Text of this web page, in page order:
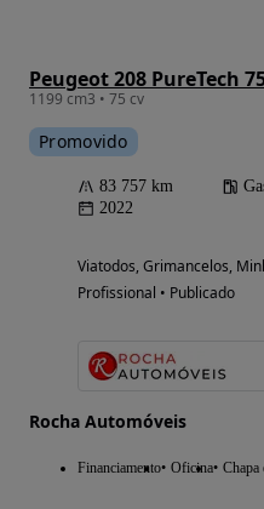
Peugeot 208 PureTech
1199 cm3 • 75 cv
Promovido
83 757 km
2022
Viatodos, Grimancelos,
Profissional • Publicado
Rocha Automóveis
Financiamento Oficina Chapa